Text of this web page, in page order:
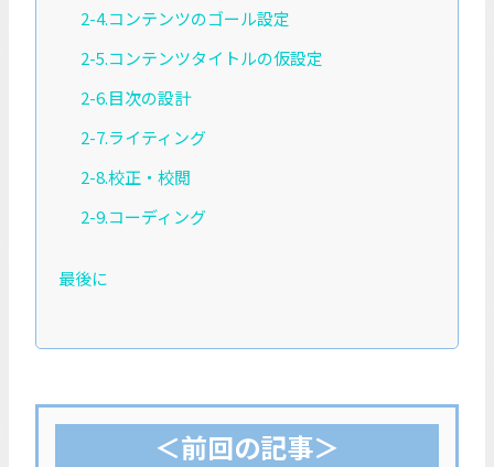
2-4.コンテンツのゴール設定
2-5.コンテンツタイトルの仮設定
2-6.目次の設計
2-7.ライティング
2-8.校正・校閲
2-9.コーディング
最後に
＜前回の記事＞